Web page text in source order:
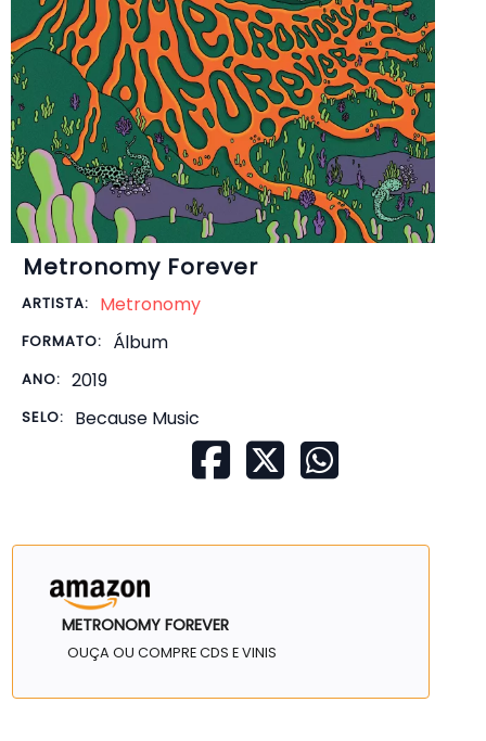
Metronomy Forever
ARTISTA: Metronomy
FORMATO: Álbum
ANO: 2019
SELO: Because Music
METRONOMY FOREVER
OUÇA OU COMPRE CDS E VINIS